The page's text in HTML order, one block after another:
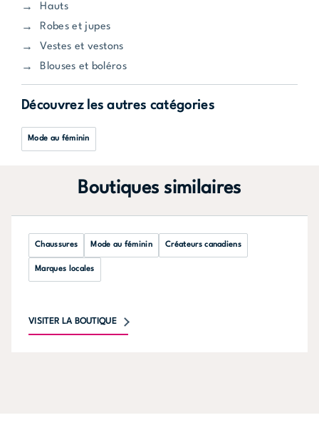
Hauts
Robes et jupes
Vestes et vestons
Blouses et boléros
Découvrez les autres catégories
Mode au féminin
Boutiques similaires
Chaussures Mode au féminin Créateurs canadiens
Marques locales
VISITER LA BOUTIQUE